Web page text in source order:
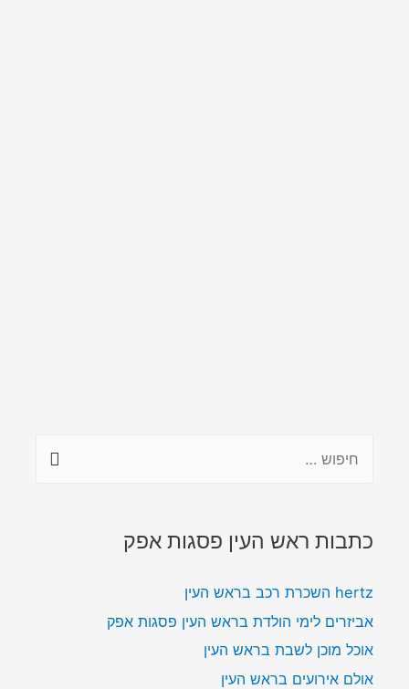
כתבות ראש העין פסגות אפק
hertz השכרת רכב בראש העין
אביזרים לימי הולדת בראש העין פסגות אפק
אוכל מוכן לשבת בראש העין
אולם אירועים בראש העין